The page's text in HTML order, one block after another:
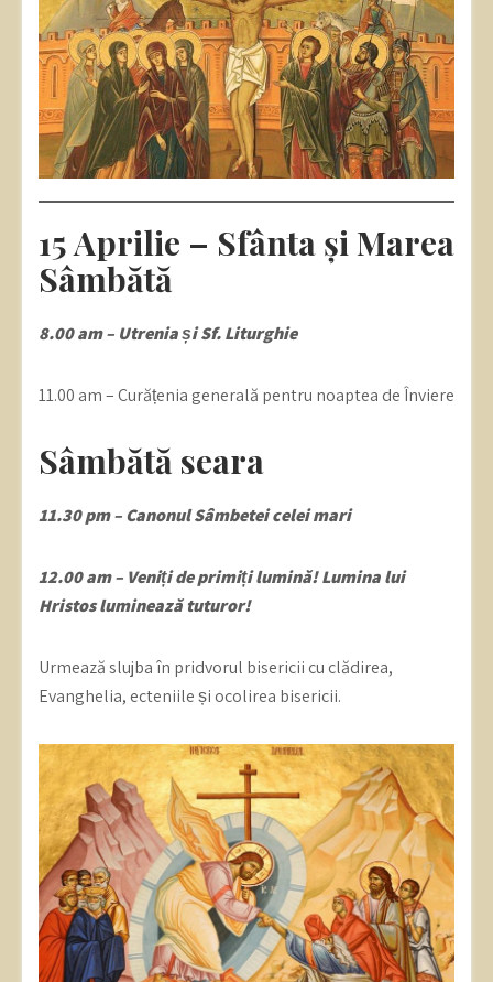
15 Aprilie – Sfânta și Marea
Sâmbătă
8.00 am – Utrenia și Sf. Liturghie
11.00 am – Curățenia generală pentru noaptea de Înviere
Sâmbătă seara
11.30 pm – Canonul Sâmbetei celei mari
12.00 am – Veniți de primiți lumină! Lumina lui
Hristos luminează tuturor!
Urmează slujba în pridvorul bisericii cu clădirea,
Evanghelia, ecteniile și ocolirea bisericii.